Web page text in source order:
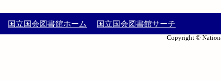
国立国会図書館ホーム 国立国会図書館サーチ
Copyright ©